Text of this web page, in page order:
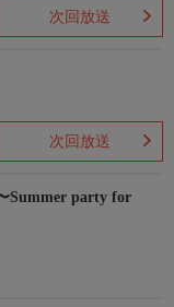
次回放送
次回放送
Summer party for